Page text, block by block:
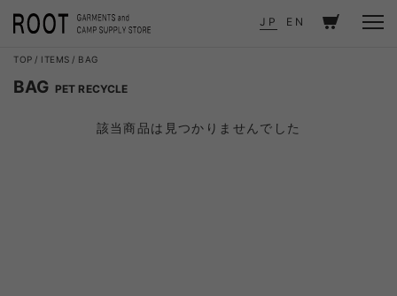
JP EN
TOP ITEMS BAG
BAG PET RECYCLE
該当商品は見つかりませんでした